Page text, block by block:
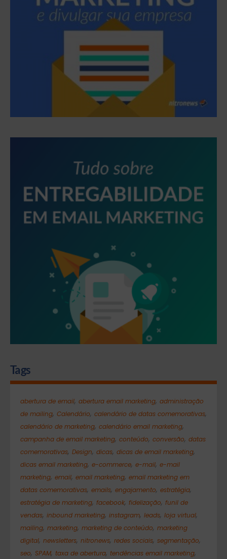
Tags
abertura de email, abertura email marketing, administração
de mailing, Calendário, calendário de datas comemorativas,
calendário de marketing, calendário email marketing,
campanha de email marketing, conteúdo, conversão, datas
comemorativas, Design, dicas, dicas de email marketing,
dicas email marketing, e-commerce, e-mail, e-mail
marketing, email, email marketing, email marketing em
datas comemorativas, emails, engajamento, estratégia,
estratégia de marketing, facebook, fidelização, funil de
vendas, inbound marketing, instagram, leads, loja virtual,
mailing, marketing, marketing de conteúdo, marketing
digital, newsletters, nitronews, redes sociais, segmentação,
seo, SPAM, taxa de abertura, tendências email marketing,